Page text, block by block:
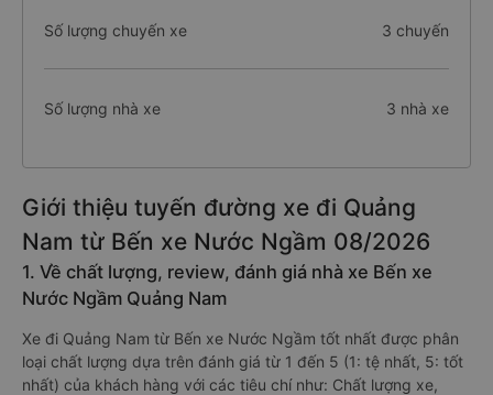
Số lượng chuyến xe 3 chuyến
Số lượng nhà xe 3 nhà xe
Giới thiệu tuyến đường xe đi Quảng
Nam từ Bến xe Nước Ngầm 08/2026
1. Về chất lượng, review, đánh giá nhà xe Bến xe
Nước Ngầm Quảng Nam
Xe đi Quảng Nam từ Bến xe Nước Ngầm tốt nhất được phân
loại chất lượng dựa trên đánh giá từ 1 đến 5 (1: tệ nhất, 5: tốt
nhất) của khách hàng với các tiêu chí như: Chất lượng xe,